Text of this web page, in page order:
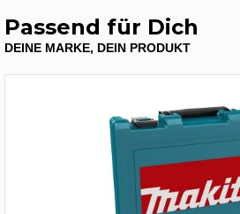
Passend für Dich
DEINE MARKE, DEIN PRODUKT